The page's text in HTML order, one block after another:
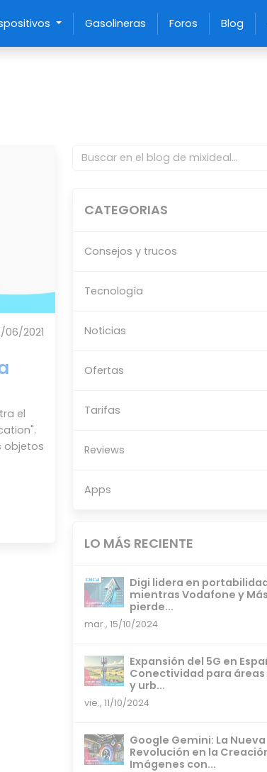
Gasolineras Foros Blog
06/2021
el
objetos
CATEGORIAS
Consejos y trucos
Tecnología
Noticias
Ofertas
Tarifas
Reviews
Apps
LO MÁS RECIENTE
Digi lidera en
mientras Vodafone y
pierde...
mar., 15/10/2024
Expansión del 5G en
Conectividad para áreas
y urb...
vie., 11/10/2024
Google Gemini: La Nueva
Revolución en la
Imágenes con...